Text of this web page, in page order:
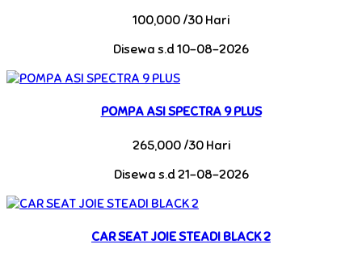
100,000 /30 Hari
Disewa s.d 10-08-2026
POMPA ASI SPECTRA 9 PLUS
265,000 /30 Hari
Disewa s.d 21-08-2026
CAR SEAT JOIE STEADI BLACK 2